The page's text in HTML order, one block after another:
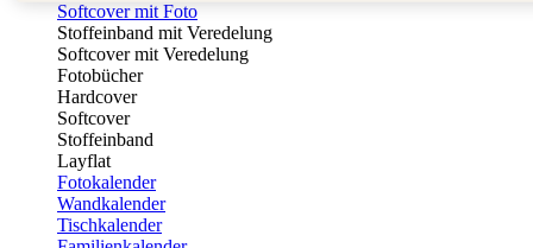
Softcover mit Foto
Stoffeinband mit Veredelung
Softcover mit Veredelung
Fotobücher
Hardcover
Softcover
Stoffeinband
Layflat
Fotokalender
Wandkalender
Tischkalender